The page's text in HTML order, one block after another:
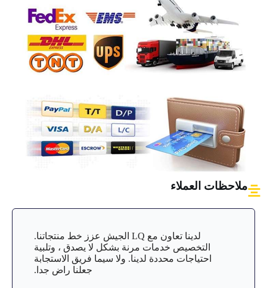
ملاحظات العملاء
لدينا تعاون مع LQ الجيش عزز خط منتجاتنا.
التخصيص خدمات مرنة بشكل لا يصدق ، وتلبية
احتياجات محددة لدينا. ولا سيما فريق الاستجابة
جعلنا راض جدا.